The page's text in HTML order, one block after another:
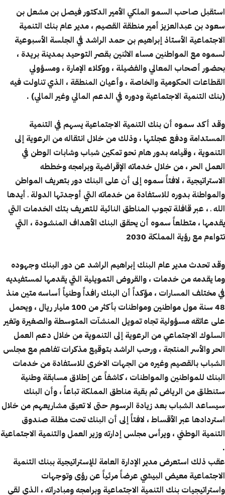
استقبل صاحب السمو الملكي الأمير الدكتور فيصل بن مشعل بن
سعود بن عبدالعزيز أمير منطقة القصيم ، مدير عام بنك التنمية
الاجتماعية الأستاذ إبراهيم بن حمد الراشد في الجلسة الأسبوعية
لسموه مع المواطنين مساء الاثنين بقصر التوحيد بمدينة بريدة ،
بحضور أصحاب المعالي والفضيلة ، ووكلاء الإمارة ، ومسؤولي
القطاعات الحكومية والخاصة ، وأعيان المنطقة ، الذي تناولت فيه
(بنك التنمية الاجتماعية ودوره في الدعم المالي وغير المالي) .
وقد أكد سموه أن بنك التنمية الاجتماعية يسهم في التنمية
المستدامة ودفع عجلتها ، وذلك من خلال انتقاله من الرعوية إلى
التنموية ، وقيامه بدور هام نحو تمكين شباب وشابات الوطن في
العمل الحر ، من خلال خدماته الإقراضية وبرامجه وخططه
الاستراتيجية ، لافتاً سموه إلى أن على البنك دور بتعريف المواطن
والمواطنة بدوره للاستفادة من خدماته التي أوجدتها الدولة ـ أيدها
الله ـ ، عبر قافلة تجوب المناطق النائية للتعريف بتك الخدمات التي
يقدمها ، متطلعاً سموه أن يحقق البنك الأهداف المنشودة ، التي
تتواءم مع رؤية المملكة 2030
وقد تحدث مدير عام البنك إبراهيم الراشد عن دور البنك وجهوده
وما يقدمه من خدمات ، والقروض التمويلية التي يقدمها لمستفيديه
في مختلف المسارات ، مؤكداً أن البنك رافداً وطنياً أساسه متين منذ
48 سنة مول مواطنين ومواطنات بأكثر من 100 مليار ريال ، ويحمل
على عاتقه مسؤولية تجاه تمويل المنشآت المتوسطة والصغيرة وتغير
السلوك الاجتماعي من الرعوية إلى التنموية من خلال دعم العمل
الحر والأسر المنتجة ، ورحب الراشد بتوقيع مذكرات تفاهم مع مجلس
الشباب بالقصيم وغيره من الجهات الاخرى للاستفادة من خدمات
البنك للمواطنين والمواطنات ، كاشفاً عن إطلاق مسابقة وطنية
ستنطلق من الرياض ثم بقية مناطق المملكة تباعاً ، وأن البنك
سيساعد الشباب بعد زيادة الرسوم حتى لا تعيق مشاريعهم من خلال
استردادها عبر الأقساط ، لافتاً إلى أن البنك تحت مظلة صندوق
التنمية الوطني ، ويرأس مجلس إدارته وزير العمل والتنمية الاجتماعية
.
عقب ذلك استعرض مدير الإدارة العامة للإستراتيجية ببنك التنمية
الاجتماعية معيض البيشي عرضاً مرئياً عن رؤى وتوجهات
واستراتيجيات بنك التنمية الاجتماعية وبرامجه ومبادراته ، الذي لقي